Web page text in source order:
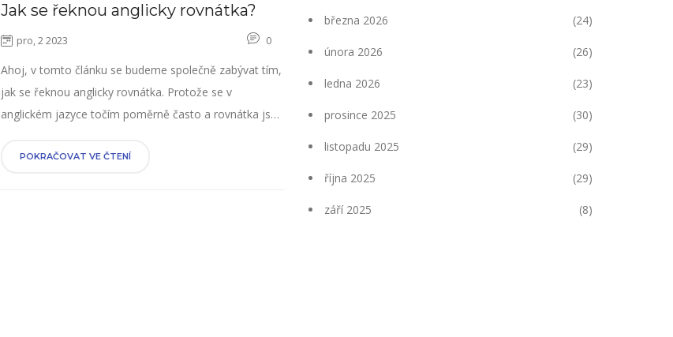
Jak se řeknou anglicky rovnátka?
pro, 2 2023 0
Ahoj, v tomto článku se budeme společně zabývat tím,
jak se řeknou anglicky rovnátka. Protože se v
anglickém jazyce točím poměrně často a rovnátka jsou
téma pokrýt. Takže se přidejte ke mně, abychom prošli
POKRAČOVAT VE ČTENÍ
března 2026 (24)
února 2026 (26)
ledna 2026 (23)
prosince 2025 (30)
listopadu 2025 (29)
října 2025 (29)
září 2025 (8)